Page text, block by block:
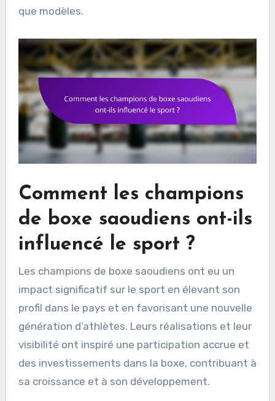
que modèles.
Comment les champions
de boxe saoudiens ont-ils
influencé le sport ?
Les champions de boxe saoudiens ont eu un
impact significatif sur le sport en élevant son
profil dans le pays et en favorisant une nouvelle
génération d’athlètes. Leurs réalisations et leur
visibilité ont inspiré une participation accrue et
des investissements dans la boxe, contribuant à
sa croissance et à son développement.